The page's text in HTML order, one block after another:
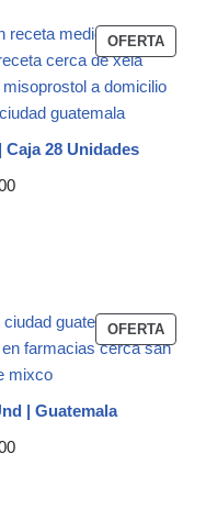
OFERTA
28 Unidades
OFERTA
| Guatemala